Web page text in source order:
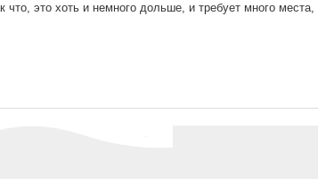
это хоть и немного дольше, и требует много места,